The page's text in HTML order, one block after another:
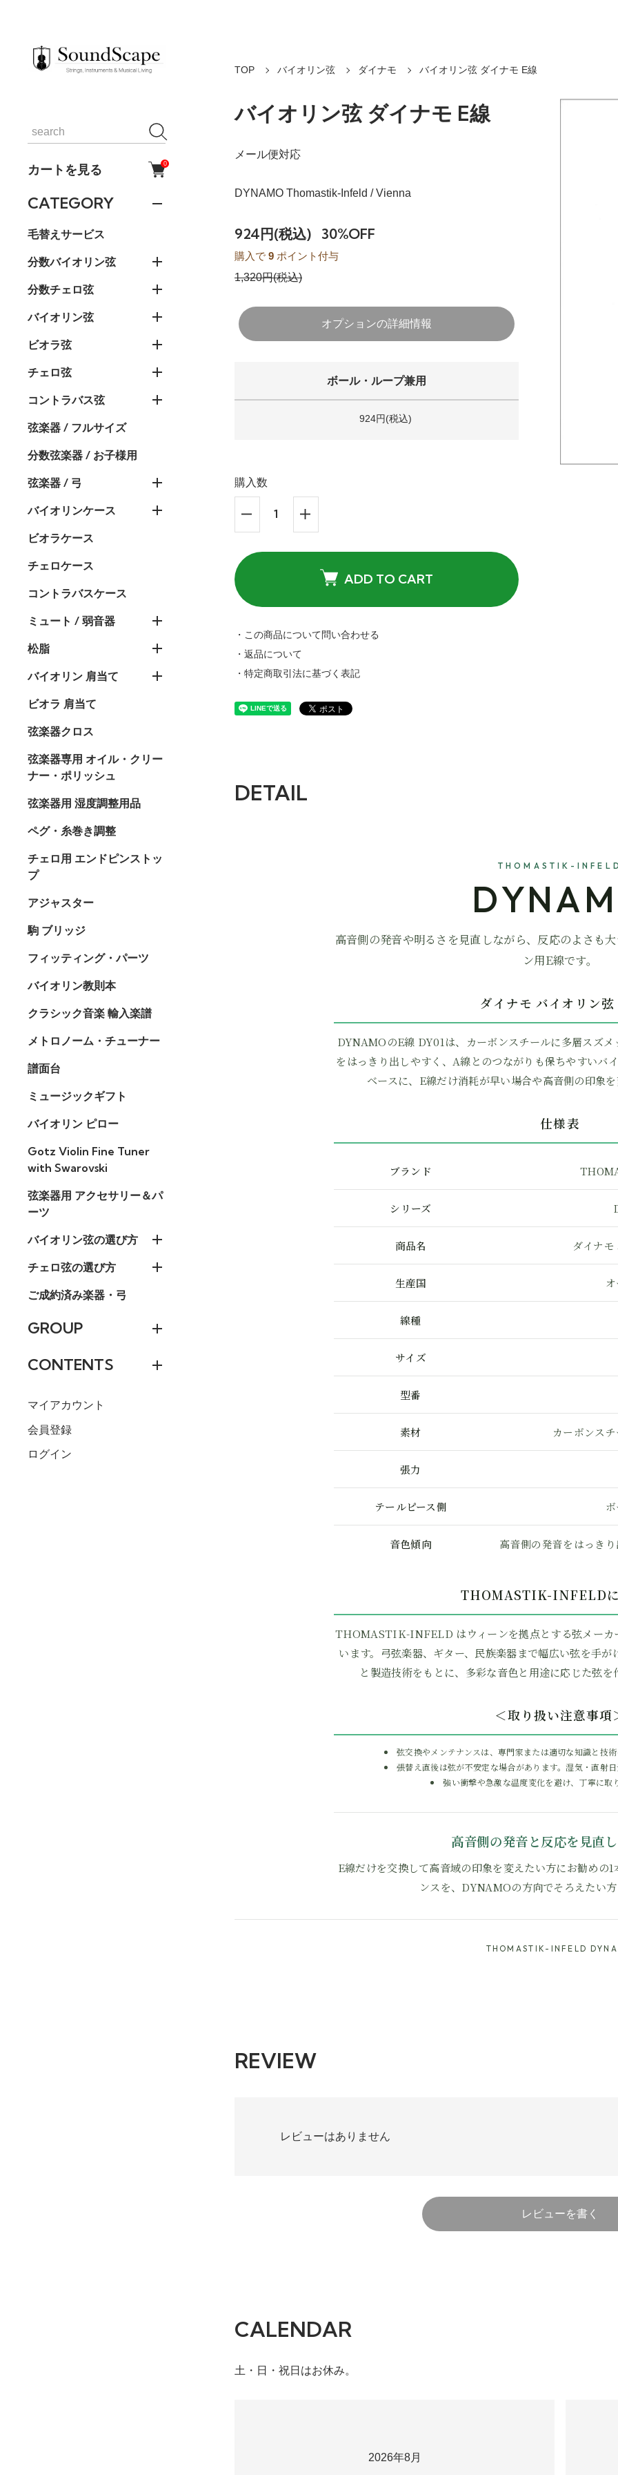
カートを見る 0
CATEGORY
毛替えサービス
分数バイオリン弦
分数チェロ弦
バイオリン弦
ビオラ弦
チェロ弦
コントラバス弦
弦楽器 / フルサイズ
分数弦楽器 / お子様用
弦楽器 / 弓
バイオリンケース
ビオラケース
チェロケース
コントラバスケース
ミュート / 弱音器
松脂
バイオリン 肩当て
ビオラ 肩当て
弦楽器クロス
弦楽器専用 オイル・クリー
ナー・ポリッシュ
弦楽器用 湿度調整用品
ペグ・糸巻き調整
チェロ用 エンドピンストッ
プ
アジャスター
駒 ブリッジ
フィッティング・パーツ
バイオリン教則本
クラシック音楽 輸入楽譜
メトロノーム・チューナー
譜面台
ミュージックギフト
バイオリン ピロー
Gotz Violin Fine Tuner
with Swarovski
弦楽器用 アクセサリー＆パ
ーツ
バイオリン弦の選び方
チェロ弦の選び方
ご成約済み楽器・弓
GROUP
CONTENTS
マイアカウント
会員登録
ログイン
TOP バイオリン弦 ダイナモ バイオリン弦 ダイナモ E線
バイオリン弦 ダイナモ E線
メール便対応
DYNAMO Thomastik-Infeld / Vienna
924円(税込) 30%OFF
購入で 9 ポイント付与
1,320円(税込)
オプションの詳細情報
ボール・ループ兼用
924円(税込)
購入数
ADD TO CART
・この商品について問い合わせる
・返品について
・特定商取引法に基づく表記
DETAIL
THOMASTIK-
高音側の発音や明るさを見直しながら、反応のよさも
ン用E線です。
ダイナモ バイオリン
DYNAMOのE線 DY01は、カーボンスチールに多層スズ
をはっきり出しやすく、A線とのつながりも保ちやすいバ
ベースに、E線だけ消耗が早い場合や高音側の印象
仕様表
ブランド
シリーズ
商品名 ダイナ
生産国
線種
サイズ
型番
素材 カーボンス
張力
テールピース側
音色傾向 高音側の発音をはっき
THOMASTIK-INFELD
THOMASTIK-INFELD はウィーンを拠点とする弦メーカ
います。弓弦楽器、ギター、民族楽器まで幅広い弦を手
と製造技術をもとに、多彩な音色と用途に応じた弦
＜取り扱い注意事項
弦交換やメンテナンスは、専門家または適切な知識と技
張替え直後は弦が不安定な場合があります。湿気・直射
強い衝撃や急激な温度変化を避け、丁寧に取
高音側の発音と反応を見直
E線だけを交換して高音域の印象を変えたい方にお勧めの
ンスを、DYNAMOの方向でそろえたい
THOMASTIK-INFELD
REVIEW
レビューはありません
レビューを書く
CALENDAR
土・日・祝日はお休み。
2026年8月